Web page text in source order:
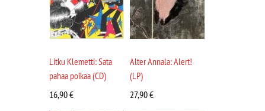
Litku Klemetti: Sata
pahaa poikaa (CD)
16,90€
Alter Annala: Alert!
(LP)
27,90€